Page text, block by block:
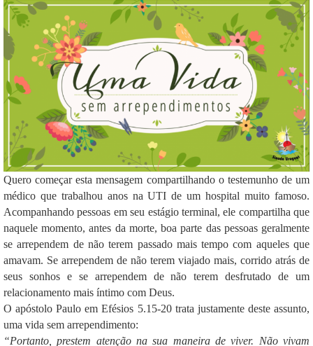
Quero começar esta mensagem compartilhando o testemunho de um
médico que trabalhou anos na UTI de um hospital muito famoso.
Acompanhando pessoas em seu estágio terminal, ele compartilha que
naquele momento, antes da morte, boa parte das pessoas geralmente
se arrependem de não terem passado mais tempo com aqueles que
amavam. Se arrependem de não terem viajado mais, corrido atrás de
seus sonhos e se arrependem de não terem desfrutado de um
relacionamento mais íntimo com Deus.
O apóstolo Paulo em Efésios 5.15-20 trata justamente deste assunto,
uma vida sem arrependimento:
“Portanto, prestem atenção na sua maneira de viver. Não vivam